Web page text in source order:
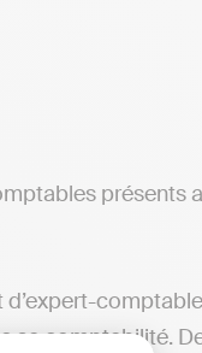
présents
sa comptabilité.